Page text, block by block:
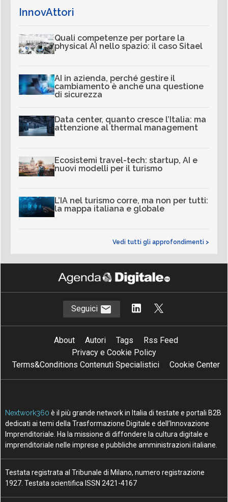
InnovAttori
Quali competenze per portare la
physical AI nello spazio: il caso Sitael
AI in azienda, perché gestire il
cambiamento è anche una questione
di sicurezza
Data center, quanto cresce l’Italia: ma
attenzione al thermal management
Ecosistemi travel-tech: startup, AI e
nuovi modelli per il turismo
L’IA nel turismo corre, ma non per tutti:
la mappa italiana e globale
Vedi tutti gli approfondimenti >
Seguici
About Autori Tags
Rss Feed
Privacy e Cookie Policy
Terms&Conditions Contenuti Specialistici
Cookie Center
Nextwork360 è il più grande network in Italia di testate e portali B2B
dedicati ai temi della Trasformazione Digitale e dell’Innovazione
Imprenditoriale. Ha la missione di diffondere la cultura digitale e
imprenditoriale nelle imprese e pubbliche amministrazioni italiane.
Testata registrata al Tribunale di Milano, numero registrazione
1927. Testata scientifica ISSN 2421-4167